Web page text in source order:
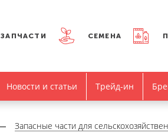
ЗАПЧАСТИ СЕМЕНА
Новости и статьи Трейд-ин
Запасные части для